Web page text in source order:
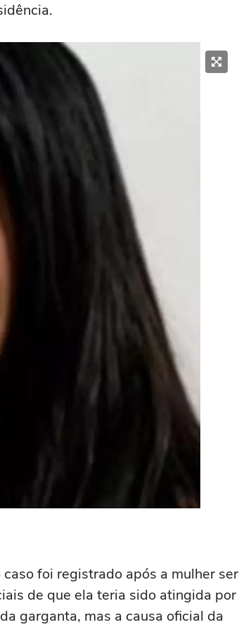
foi registrado após a mulher ser
de que ela teria sido atingida por
garganta, mas a causa oficial da